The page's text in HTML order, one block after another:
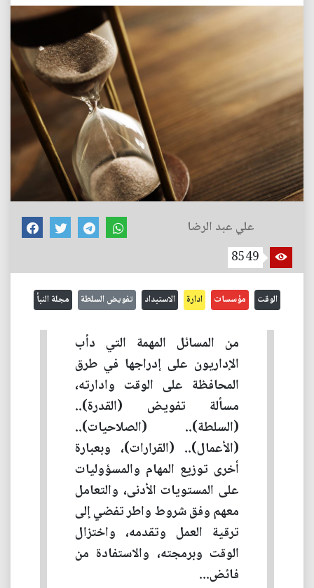
علي عبد الرضا
8549
الوقت مؤسسات ادارة الاستبداد تفويض السلطة مجلة النبأ
من المسائل المهمة التي دأب
الإداريون على إدراجها في طرق
المحافظة على الوقت وادارته،
مسألة تفويض (القدرة)..
(السلطة).. (الصلاحيات)..
(الأعمال).. (القرارات)، وبعبارة
أخرى توزيع المهام والمسؤوليات
على المستويات الأدنى، والتعامل
معهم وفق شروط واطر تفضي إلى
ترقية العمل وتقدمه، واختزال
الوقت وبرمجته، والاستفادة من
فائض...